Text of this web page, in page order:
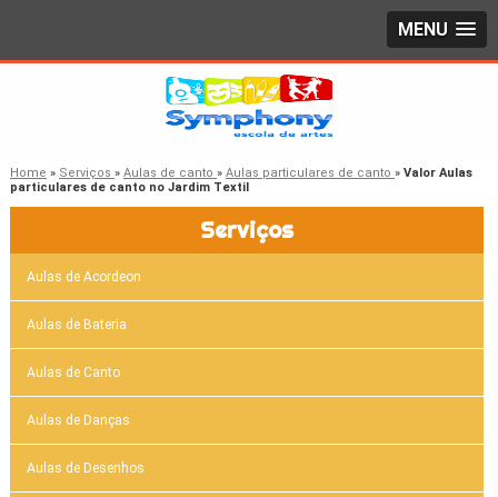
MENU
Home » Serviços » Aulas de canto » Aulas particulares de canto » Valor Aulas
particulares de canto no Jardim Textil
Serviços
Aulas de Acordeon
Aulas de Bateria
Aulas de Canto
Aulas de Danças
Aulas de Desenhos